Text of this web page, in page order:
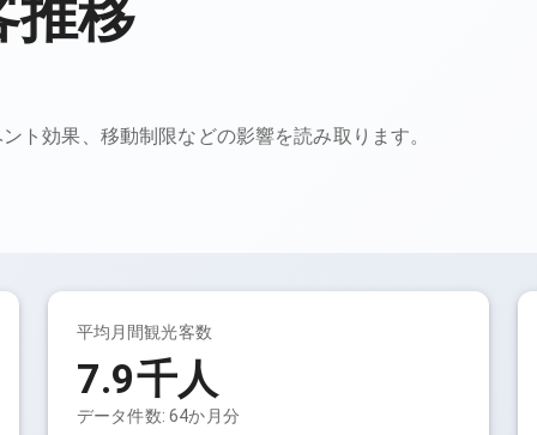
推移
ト効果、移動制限などの影響を読み取ります。
平均月間観光客数
7.9千人
データ件数:64か月分